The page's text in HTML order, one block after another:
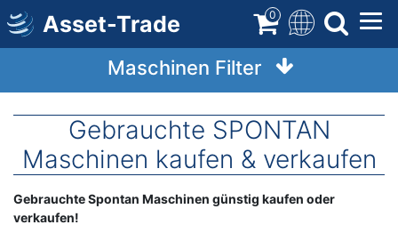
Direkt
zum
Inhalt
Asset-Trade 0
Maschinen Filter
Gebrauchte SPONTAN
Maschinen kaufen & verkaufen
Term
Description
Gebrauchte Spontan Maschinen günstig kaufen oder
verkaufen!